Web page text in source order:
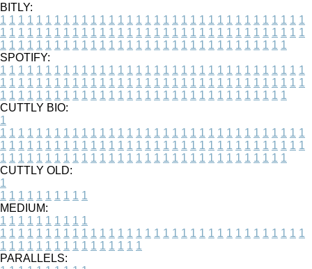
BITLY:
1 1 1 1 1 1 1 1 1 1 1 1 1 1 1 1 1 1 1 1 1 1 1 1 1 1 1 1 1 1 1 1 1 1
1 1 1 1 1 1 1 1 1 1 1 1 1 1 1 1 1 1 1 1 1 1 1 1 1 1 1 1 1 1 1 1 1 1
1 1 1 1 1 1 1 1 1 1 1 1 1 1 1 1 1 1 1 1 1 1 1 1 1 1 1 1 1 1 1 1
SPOTIFY:
1 1 1 1 1 1 1 1 1 1 1 1 1 1 1 1 1 1 1 1 1 1 1 1 1 1 1 1 1 1 1 1 1 1
1 1 1 1 1 1 1 1 1 1 1 1 1 1 1 1 1 1 1 1 1 1 1 1 1 1 1 1 1 1 1 1 1 1
1 1 1 1 1 1 1 1 1 1 1 1 1 1 1 1 1 1 1 1 1 1 1 1 1 1 1 1 1 1 1 1
CUTTLY BIO:
1
1 1 1 1 1 1 1 1 1 1 1 1 1 1 1 1 1 1 1 1 1 1 1 1 1 1 1 1 1 1 1 1 1 1
1 1 1 1 1 1 1 1 1 1 1 1 1 1 1 1 1 1 1 1 1 1 1 1 1 1 1 1 1 1 1 1 1 1
1 1 1 1 1 1 1 1 1 1 1 1 1 1 1 1 1 1 1 1 1 1 1 1 1 1 1 1 1 1 1 1
CUTTLY OLD:
1
1 1 1 1 1 1 1 1 1 1
MEDIUM:
1 1 1 1 1 1 1 1 1 1
1 1 1 1 1 1 1 1 1 1 1 1 1 1 1 1 1 1 1 1 1 1 1 1 1 1 1 1 1 1 1 1 1 1
1 1 1 1 1 1 1 1 1 1 1 1 1 1 1 1
PARALLELS: